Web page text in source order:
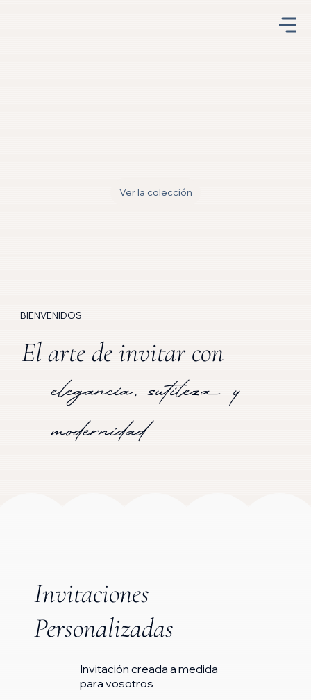
Ver la colección
BIENVENIDOS
El arte de invitar con
elegancia, sutileza y
modernidad
Invitaciones
Personalizadas
Invitación creada a medida
para vosotros